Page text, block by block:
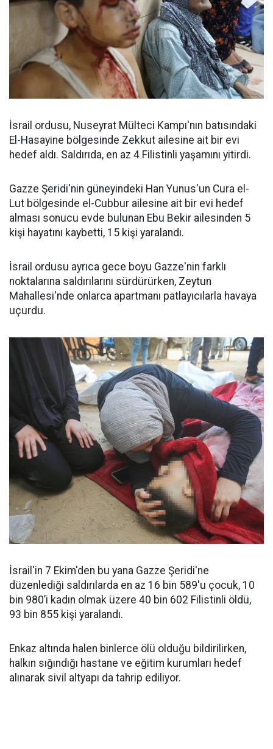
İsrail ordusu, Nuseyrat Mülteci Kampı'nın batısındaki
El-Hasayine bölgesinde Zekkut ailesine ait bir evi
hedef aldı. Saldırıda, en az 4 Filistinli yaşamını yitirdi.
Gazze Şeridi'nin güneyindeki Han Yunus'un Cura el-
Lut bölgesinde el-Cubbur ailesine ait bir evi hedef
alması sonucu evde bulunan Ebu Bekir ailesinden 5
kişi hayatını kaybetti, 15 kişi yaralandı.
İsrail ordusu ayrıca gece boyu Gazze'nin farklı
noktalarına saldırılarını sürdürürken, Zeytun
Mahallesi'nde onlarca apartmanı patlayıcılarla havaya
uçurdu.
İsrail'in 7 Ekim'den bu yana Gazze Şeridi'ne
düzenlediği saldırılarda en az 16 bin 589'u çocuk, 10
bin 980’i kadın olmak üzere 40 bin 602 Filistinli öldü,
93 bin 855 kişi yaralandı.
Enkaz altında halen binlerce ölü olduğu bildirilirken,
halkın sığındığı hastane ve eğitim kurumları hedef
alınarak sivil altyapı da tahrip ediliyor.